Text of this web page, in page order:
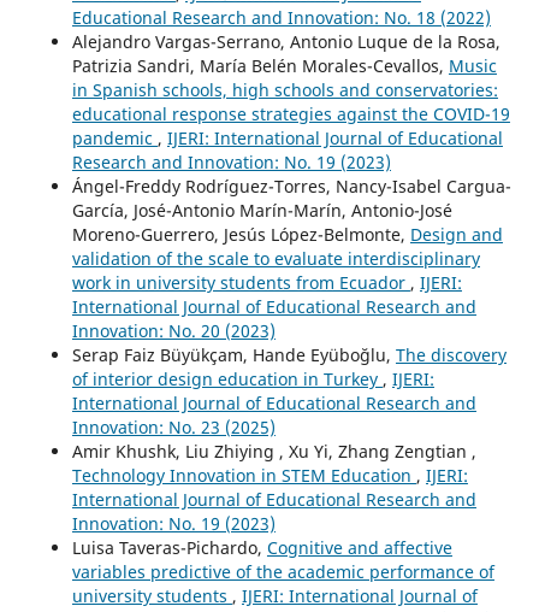
Educational Research and Innovation: No. 18 (2022)
Alejandro Vargas-Serrano, Antonio Luque de la Rosa,
Patrizia Sandri, María Belén Morales-Cevallos, Music
in Spanish schools, high schools and conservatories:
educational response strategies against the COVID-19
pandemic , IJERI: International Journal of Educational
Research and Innovation: No. 19 (2023)
Ángel-Freddy Rodríguez-Torres, Nancy-Isabel Cargua-
García, José-Antonio Marín-Marín, Antonio-José
Moreno-Guerrero, Jesús López-Belmonte, Design and
validation of the scale to evaluate interdisciplinary
work in university students from Ecuador , IJERI:
International Journal of Educational Research and
Innovation: No. 20 (2023)
Serap Faiz Büyükçam, Hande Eyüboğlu, The discovery
of interior design education in Turkey , IJERI:
International Journal of Educational Research and
Innovation: No. 23 (2025)
Amir Khushk, Liu Zhiying , Xu Yi, Zhang Zengtian ,
Technology Innovation in STEM Education , IJERI:
International Journal of Educational Research and
Innovation: No. 19 (2023)
Luisa Taveras-Pichardo, Cognitive and affective
variables predictive of the academic performance of
university students , IJERI: International Journal of